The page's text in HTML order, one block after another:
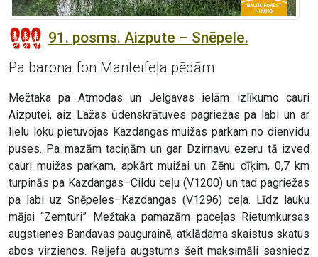
91. posms. Aizpute – Snēpele.
Pa barona fon Manteifeļa pēdām
Mežtaka pa Atmodas un Jelgavas ielām izlīkumo cauri
Aizputei, aiz Lažas ūdenskrātuves pagriežas pa labi un ar
lielu loku pietuvojas Kazdangas muižas parkam no dienvidu
puses. Pa mazām taciņām un gar Dzirnavu ezeru tā izved
cauri muižas parkam, apkārt muižai un Zēnu dīķim, 0,7 km
turpinās pa Kazdangas–Cildu ceļu (V1200) un tad pagriežas
pa labi uz Snēpeles–Kazdangas (V1296) ceļa. Līdz lauku
mājai “Zemturi” Mežtaka pamazām paceļas Rietumkursas
augstienes Bandavas paugurainē, atklādama skaistus skatus
abos virzienos. Reljefa augstums šeit maksimāli sasniedz